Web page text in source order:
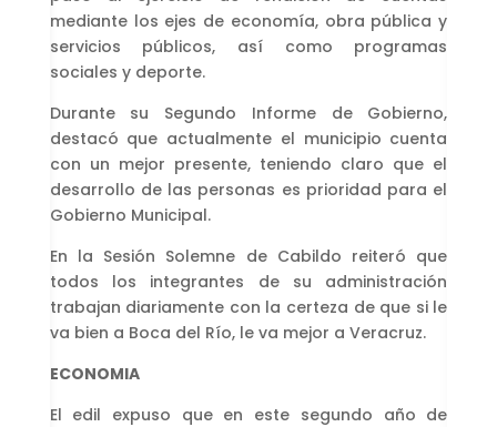
mediante los ejes de economía, obra pública y
servicios públicos, así como programas
sociales y deporte.
Durante su Segundo Informe de Gobierno,
destacó que actualmente el municipio cuenta
con un mejor presente, teniendo claro que el
desarrollo de las personas es prioridad para el
Gobierno Municipal.
En la Sesión Solemne de Cabildo reiteró que
todos los integrantes de su administración
trabajan diariamente con la certeza de que si le
va bien a Boca del Río, le va mejor a Veracruz.
ECONOMIA
El edil expuso que en este segundo año de